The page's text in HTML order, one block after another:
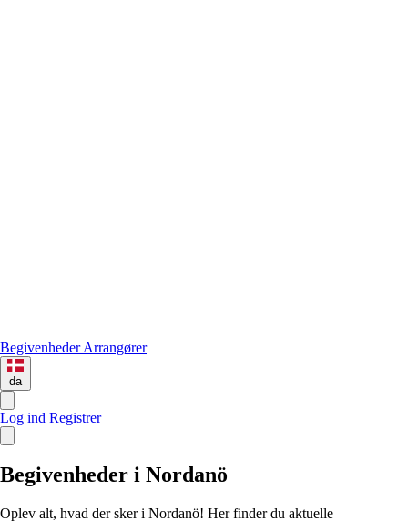
BegivenhederArrangører
da
Log ind Registrer
Begivenheder i Nordanö
Oplev alt, hvad der sker i Nordanö! Her finder du aktuelle